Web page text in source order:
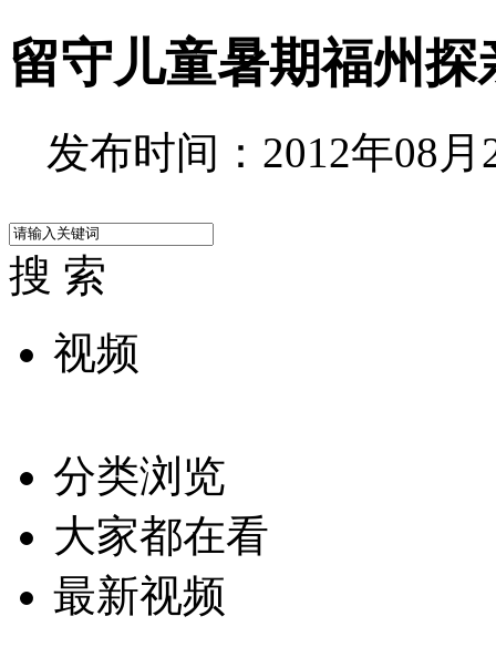
留守儿童暑期福州探
发布时间：2012年08月
搜 索
视频
分类浏览
大家都在看
最新视频